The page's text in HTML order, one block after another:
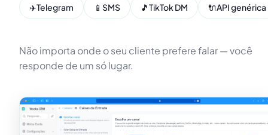
✈️Telegram 📱 SMS 🎵TikTok DM 🔌API genérica
Não importa onde o seu cliente prefere falar — você
responde de um só lugar.